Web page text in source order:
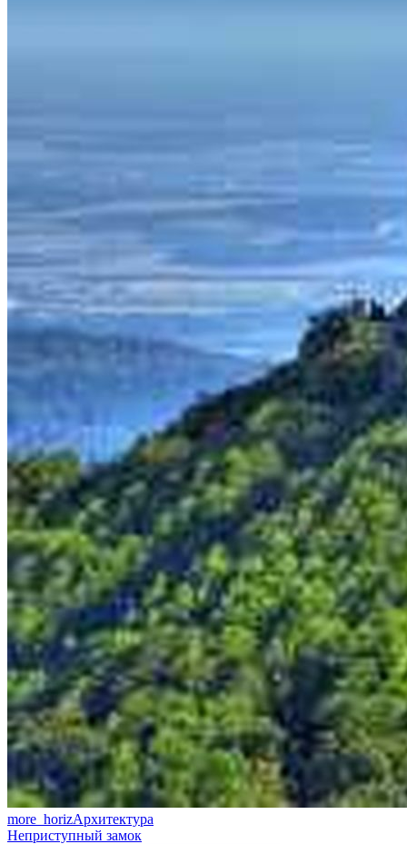
more_horizАрхитектура
Неприступный замок